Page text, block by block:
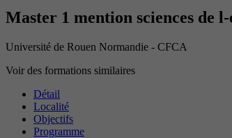
Master 1 mention sciences de
Université de Rouen Normandie - CFCA
Voir des formations similaires
Détail
Localité
Objectifs
Programme